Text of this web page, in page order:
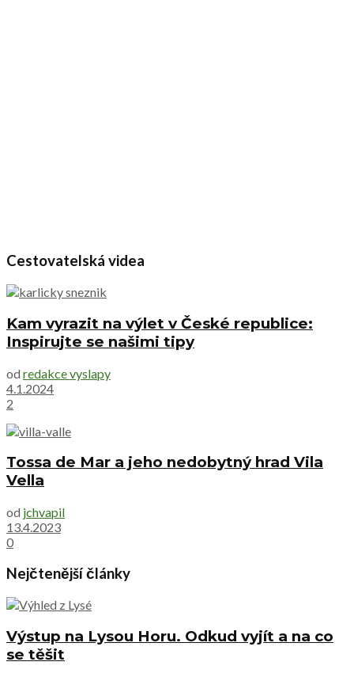
Cestovatelská videa
Kam vyrazit na výlet v České republice:
Inspirujte se našimi tipy
od redakce vyslapy
4.1.2024
2
Tossa de Mar a jeho nedobytný hrad Vila
Vella
od jchvapil
13.4.2023
0
Nejčtenější články
Výstup na Lysou Horu. Odkud vyjít a na co
se těšit